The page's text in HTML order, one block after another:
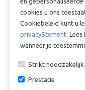
cookies u ons
Cookiebeleid kunt u
privacyStement .
wanneer je
Strikt noodzakelijk
Prestatie